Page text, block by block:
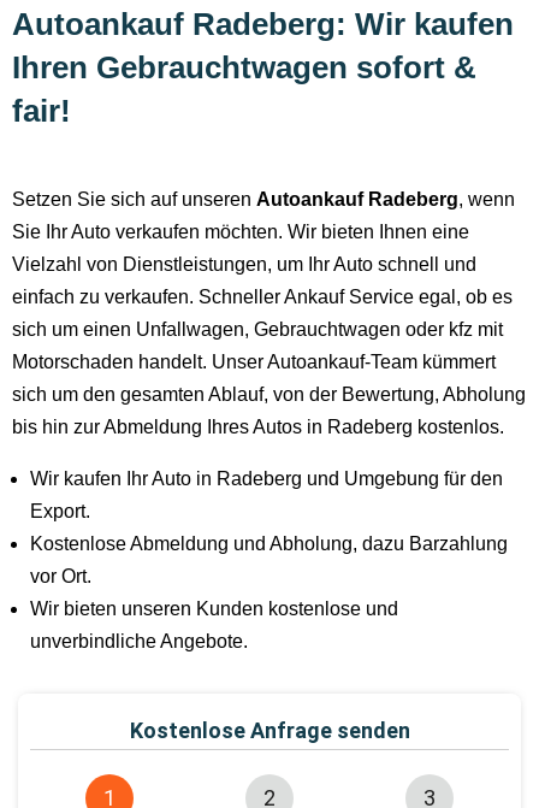
Autoankauf Radeberg: Wir kaufen
Ihren Gebrauchtwagen sofort &
fair!
Setzen Sie sich auf unseren Autoankauf Radeberg, wenn
Sie Ihr Auto verkaufen möchten. Wir bieten Ihnen eine
Vielzahl von Dienstleistungen, um Ihr Auto schnell und
einfach zu verkaufen. Schneller Ankauf Service egal, ob es
sich um einen Unfallwagen, Gebrauchtwagen oder kfz mit
Motorschaden handelt. Unser Autoankauf-Team kümmert
sich um den gesamten Ablauf, von der Bewertung, Abholung
bis hin zur Abmeldung Ihres Autos in Radeberg kostenlos.
Wir kaufen Ihr Auto in Radeberg und Umgebung für den
Export.
Kostenlose Abmeldung und Abholung, dazu Barzahlung
vor Ort.
Wir bieten unseren Kunden kostenlose und
unverbindliche Angebote.